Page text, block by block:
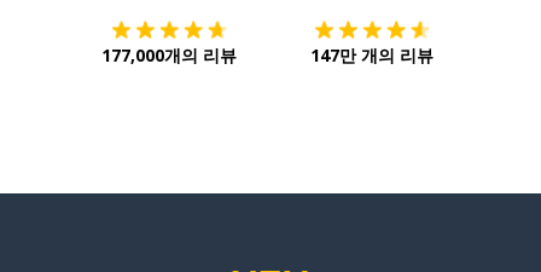
177,000개의 리뷰 147만 개의 리뷰